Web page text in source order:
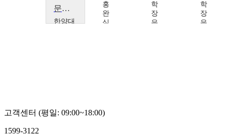
홍
완
식
학
장
은
학
장
은
문화콘텐츠창작소재개발론
한양대
고객센터 (평일: 09:00~18:00)
1599-3122